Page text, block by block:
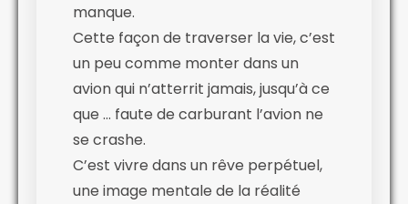
manque.
Cette façon de traverser la vie, c’est
un peu comme monter dans un
avion qui n’atterrit jamais, jusqu’à ce
que … faute de carburant l’avion ne
se crashe.
C’est vivre dans un rêve perpétuel,
une image mentale de la réalité